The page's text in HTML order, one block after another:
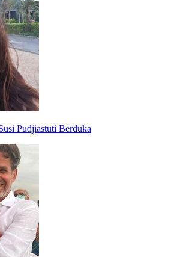
Pudjiastuti Berduka